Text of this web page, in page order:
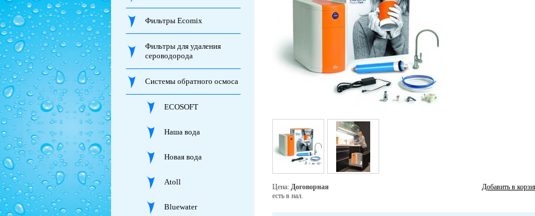
Фильтры Ecomix
Фильтры для удаления
сероводорода
Системы обратного осмоса
ECOSOFT
Наша вода
Новая вода
Atoll
Bluewater
Цена: Договорная
есть в нал.
Добавить в